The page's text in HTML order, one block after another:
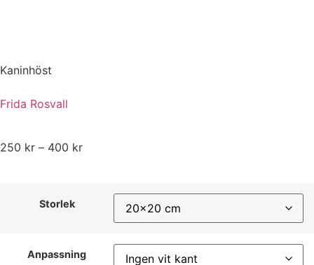
Kaninhöst
Frida Rosvall
250 kr – 400 kr
Storlek
Anpassning